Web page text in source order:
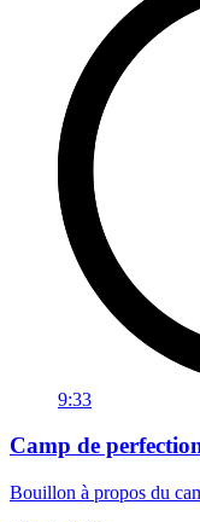
9:33
Camp de
Bouillon à propos du